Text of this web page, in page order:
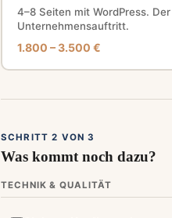
4–8 Seiten mit WordPress.
Unternehmensauftritt.
1.800 – 3.500 €
SCHRITT 2 VON 3
Was kommt noch dazu?
TECHNIK & QUALITÄT